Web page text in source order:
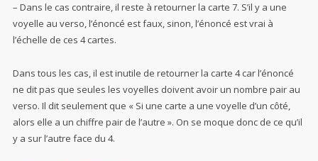
– Dans le cas contraire, il reste à retourner la carte 7. S’il y a une
voyelle au verso, l’énoncé est faux, sinon, l’énoncé est vrai à
l’échelle de ces 4 cartes.
Dans tous les cas, il est inutile de retourner la carte 4 car l’énoncé
ne dit pas que seules les voyelles doivent avoir un nombre pair au
verso. Il dit seulement que « Si une carte a une voyelle d’un côté,
alors elle a un chiffre pair de l’autre ». On se moque donc de ce qu’il
y a sur l’autre face du 4.